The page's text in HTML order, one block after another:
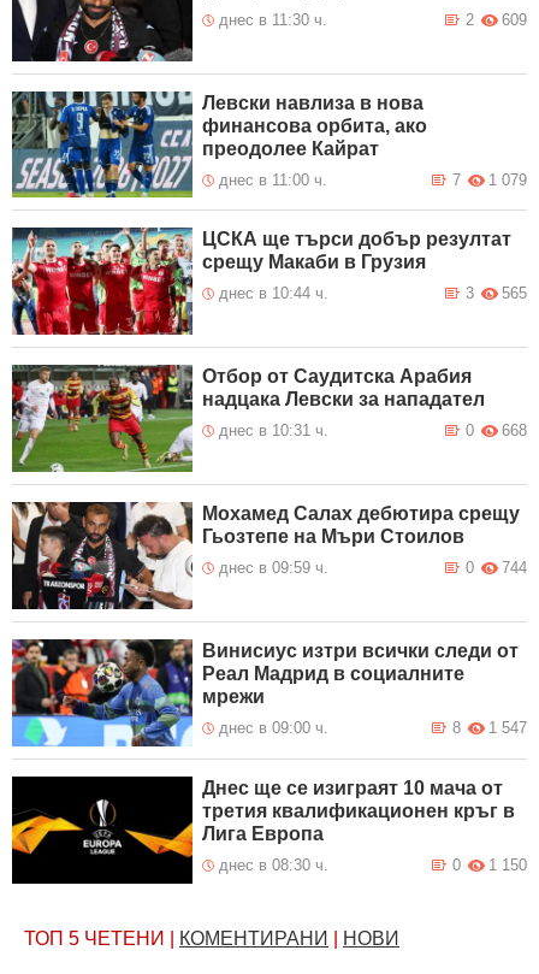
днес в 11:30 ч. 609
2
Левски навлиза в нова
финансова орбита, ако
преодолее Кайрат
днес в 11:00 ч. 1 079
7
ЦСКА ще търси добър резултат
срещу Макаби в Грузия
днес в 10:44 ч. 565
3
Отбор от Саудитска Арабия
надцака Левски за нападател
днес в 10:31 ч. 668
0
Мохамед Салах дебютира срещу
Гьозтепе на Мъри Стоилов
днес в 09:59 ч. 744
0
Винисиус изтри всички следи от
Реал Мадрид в социалните
мрежи
днес в 09:00 ч. 1 547
8
Днес ще се изиграят 10 мача от
третия квалификационен кръг в
Лига Европа
днес в 08:30 ч. 1 150
0
ТОП 5 ЧЕТЕНИ КОМЕНТИРАНИ НОВИ